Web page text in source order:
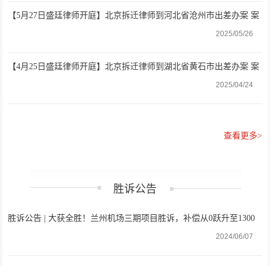
【5月27日盛廷律师开庭】北京拆迁律师到河北省沧州市出差办案 案
2025/05/26
【4月25日盛廷律师开庭】北京拆迁律师到湖北省黄石市出差办案 案
2025/04/24
查看更多>
胜诉公告
胜诉公告 | 大获全胜！兰州机场三期项目胜诉，补偿从0跃升至1300
2024/06/07